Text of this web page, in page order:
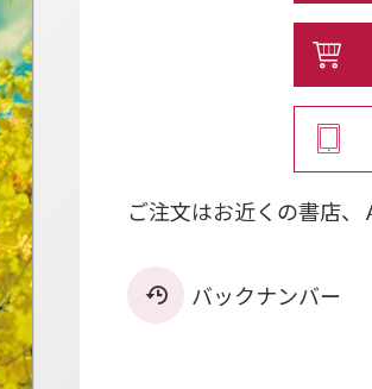
ご注文はお近くの書店、
バックナンバー